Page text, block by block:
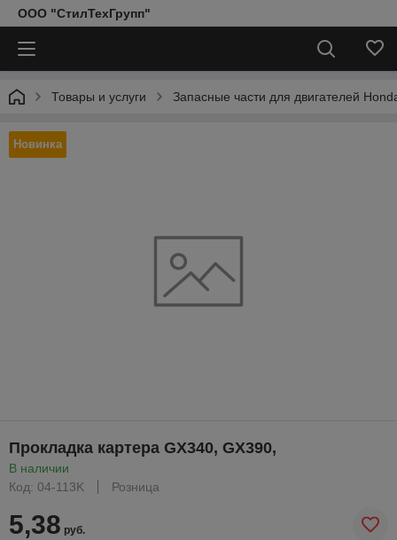
ООО "СтилТехГрупп"
Товары и услуги Запасные части для двигателей
Новинка
Прокладка картера GX340, GX390,
В наличии
Код: 04-113K
Розница
5,38 руб.